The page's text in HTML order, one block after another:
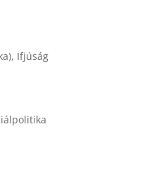
, Ifjúság